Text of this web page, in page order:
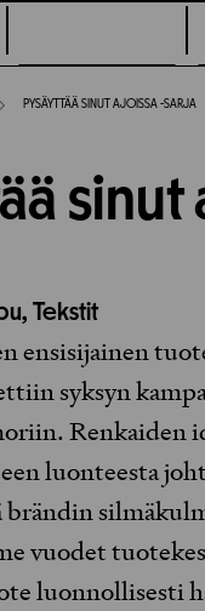
PYSÄYTTÄÄ SINUT AJOISSA -SARJA
sinut
Tekstit
ensisijainen
syksyn
Renkaiden
luonteesta
vuodet
luonnollisesti